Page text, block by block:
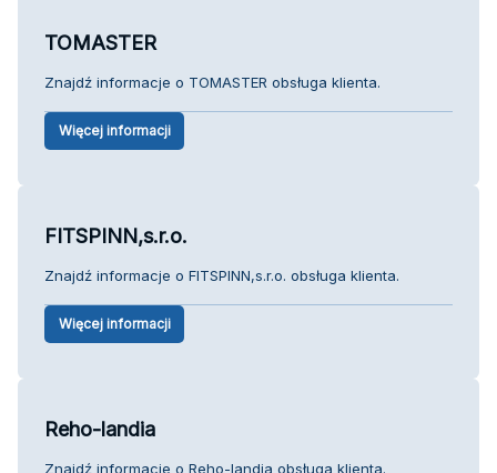
TOMASTER
Znajdź informacje o TOMASTER obsługa klienta.
Więcej informacji
FITSPINN,s.r.o.
Znajdź informacje o FITSPINN,s.r.o. obsługa klienta.
Więcej informacji
Reho-landia
Znajdź informacje o Reho-landia obsługa klienta.